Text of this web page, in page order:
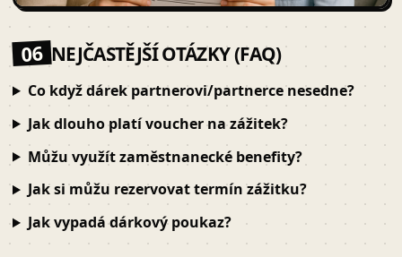
06 NEJČASTĚJŠÍ OTÁZKY (FAQ)
Co když dárek partnerovi/partnerce nesedne?
Jak dlouho platí voucher na zážitek?
Můžu využít zaměstnanecké benefity?
Jak si můžu rezervovat termín zážitku?
Jak vypadá dárkový poukaz?